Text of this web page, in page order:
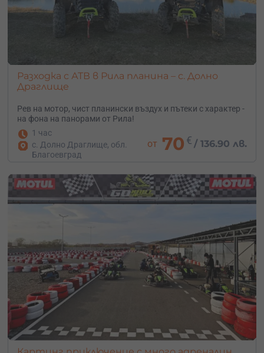
Разходка с АТВ в Рила планина – с. Долно
Драглище
Рев на мотор, чист планински въздух и пътеки с характер -
на фона на панорами от Рила!
1 час
с. Долно Драглище, обл.
Благоевград
от 70 € / 136.90 лв.